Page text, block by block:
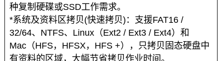
种复制硬碟或SSD工作需求。
*系统及资料区拷贝(快速拷贝)：支援FAT16 /
32/64、NTFS、Linux（Ext2 / Ext3 / Ext4）和
Mac（HFS，HFSX，HFS +），只拷贝固态硬盘中
有资料的区域，大幅节省拷贝作业时间。